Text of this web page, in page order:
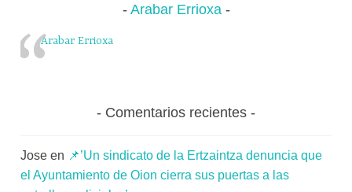
Arabar Errioxa
Arabar Errioxa
Comentarios recientes
Jose en 📌’Un sindicato de la Ertzaintza denuncia que
el Ayuntamiento de Oion cierra sus puertas a las